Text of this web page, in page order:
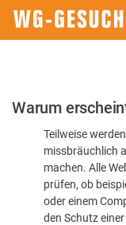
Bitte
dass
Warum
Teilweise
missbräuchlich
machen. Alle
prüfen, ob
oder einem
den Schutz